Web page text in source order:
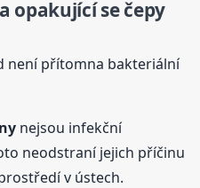
opakující sečepy
není přítomna bakteriální
nejsou infekční
neodstraní jejich příčinu
v ústech.